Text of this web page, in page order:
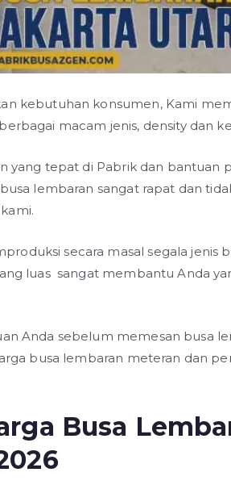
kebutuhan konsumen, Kami
macam jenis, density dan
yang tepat di Pabrik dan bantuan
lembaran sangat rapat dan
secara masal segala jenis
luas sangat membantu Anda
Anda sebelum memesan busa
busa lembaran meteran dan
Busa